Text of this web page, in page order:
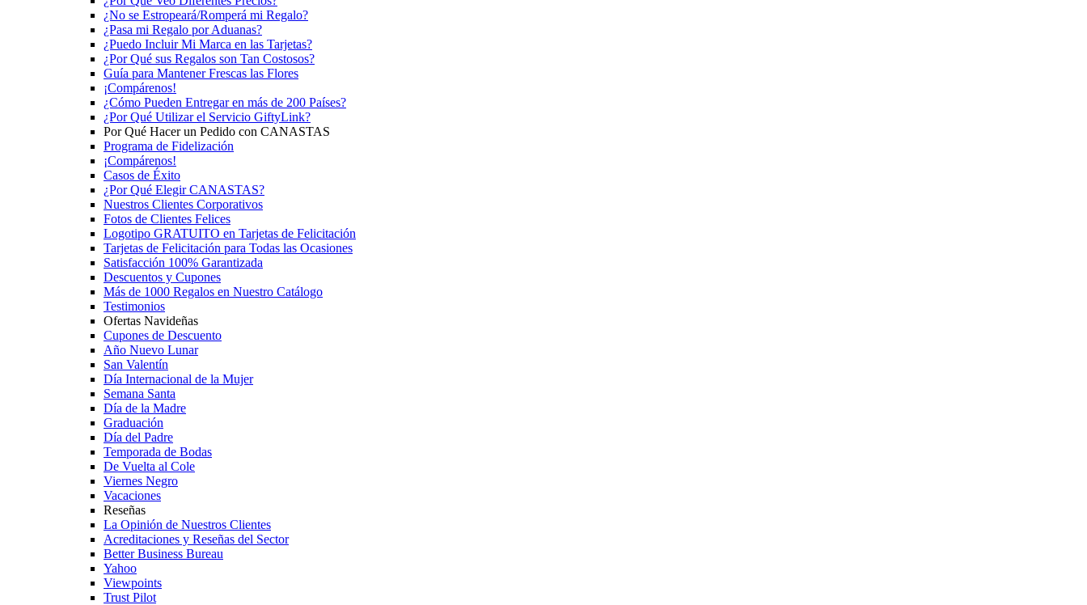
¿No se Estropeará/Romperá mi Regalo?
¿Pasa mi Regalo por Aduanas?
¿Puedo Incluir Mi Marca en las Tarjetas?
¿Por Qué sus Regalos son Tan Costosos?
Guía para Mantener Frescas las Flores
¡Compárenos!
¿Cómo Pueden Entregar en más de 200 Países?
¿Por Qué Utilizar el Servicio GiftyLink?
Por Qué Hacer un Pedido con CANASTAS
Programa de Fidelización
¡Compárenos!
Casos de Éxito
¿Por Qué Elegir CANASTAS?
Nuestros Clientes Corporativos
Fotos de Clientes Felices
Logotipo GRATUITO en Tarjetas de Felicitación
Tarjetas de Felicitación para Todas las Ocasiones
Satisfacción 100% Garantizada
Descuentos y Cupones
Más de 1000 Regalos en Nuestro Catálogo
Testimonios
Ofertas Navideñas
Cupones de Descuento
Año Nuevo Lunar
San Valentín
Día Internacional de la Mujer
Semana Santa
Día de la Madre
Graduación
Día del Padre
Temporada de Bodas
De Vuelta al Cole
Viernes Negro
Vacaciones
Reseñas
La Opinión de Nuestros Clientes
Acreditaciones y Reseñas del Sector
Better Business Bureau
Yahoo
Viewpoints
Trust Pilot